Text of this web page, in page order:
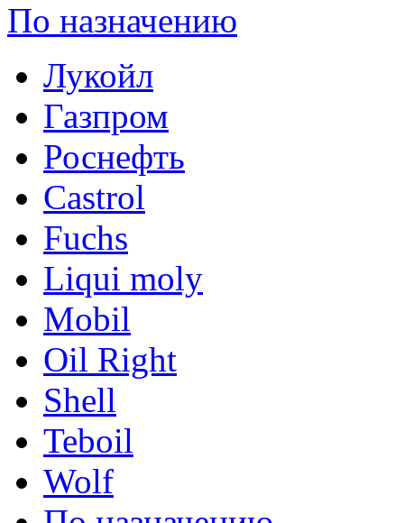
По назначению
Лукойл
Газпром
Роснефть
Castrol
Fuchs
Liqui moly
Mobil
Oil Right
Shell
Teboil
Wolf